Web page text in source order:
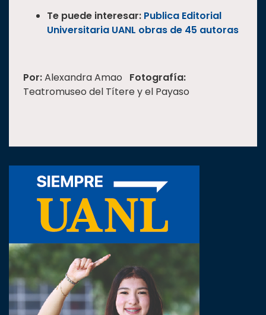
Te puede interesar: Publica Editorial
Universitaria UANL obras de 45 autoras
Por:Alexandra Amao Fotografía:
Teatromuseo del Títere y el Payaso